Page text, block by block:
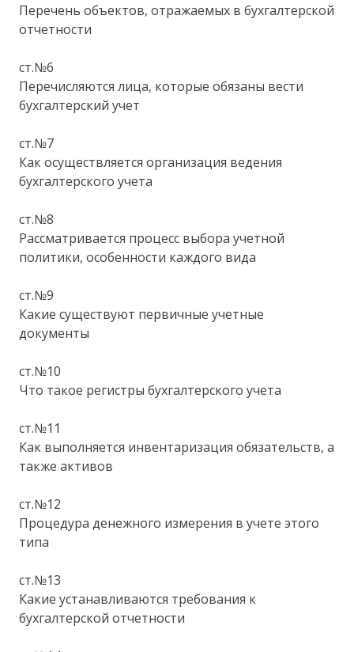
Перечень объектов, отражаемых в бухгалтерской
отчетности
ст.№6
Перечисляются лица, которые обязаны вести
бухгалтерский учет
ст.№7
Как осуществляется организация ведения
бухгалтерского учета
ст.№8
Рассматривается процесс выбора учетной
политики, особенности каждого вида
ст.№9
Какие существуют первичные учетные
документы
ст.№10
Что такое регистры бухгалтерского учета
ст.№11
Как выполняется инвентаризация обязательств, а
также активов
ст.№12
Процедура денежного измерения в учете этого
типа
ст.№13
Какие устанавливаются требования к
бухгалтерской отчетности